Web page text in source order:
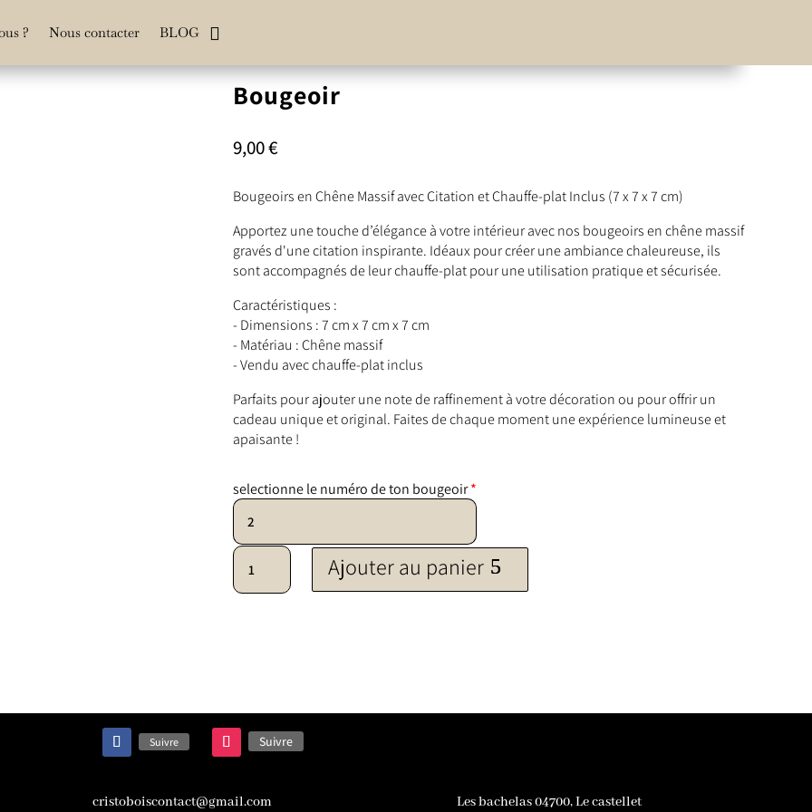
? Nous contacter BLOG
Bougeoir
9,00€
Bougeoirs en Chêne Massif avec Citation et Chauffe-plat Inclus (7 x 7 x 7 cm)
Apportez une touche d’élégance à votre intérieur avec nos bougeoirs en chêne massif
gravés d'une citation inspirante. Idéaux pour créer une ambiance chaleureuse, ils
sont accompagnés de leur chauffe-plat pour une utilisation pratique et sécurisée.
Caractéristiques :
- Dimensions : 7 cm x 7 cm x 7 cm
- Matériau : Chêne massif
- Vendu avec chauffe-plat inclus
Parfaits pour ajouter une note de raffinement à votre décoration ou pour offrir un
cadeau unique et original. Faites de chaque moment une expérience lumineuse et
apaisante !
selectionne le numéro de ton bougeoir*
quantité de Bougeoir
Ajouter au panier
Suivre Suivre
cristoboiscontact@gmail.com Les bachelas 04700, Le castellet